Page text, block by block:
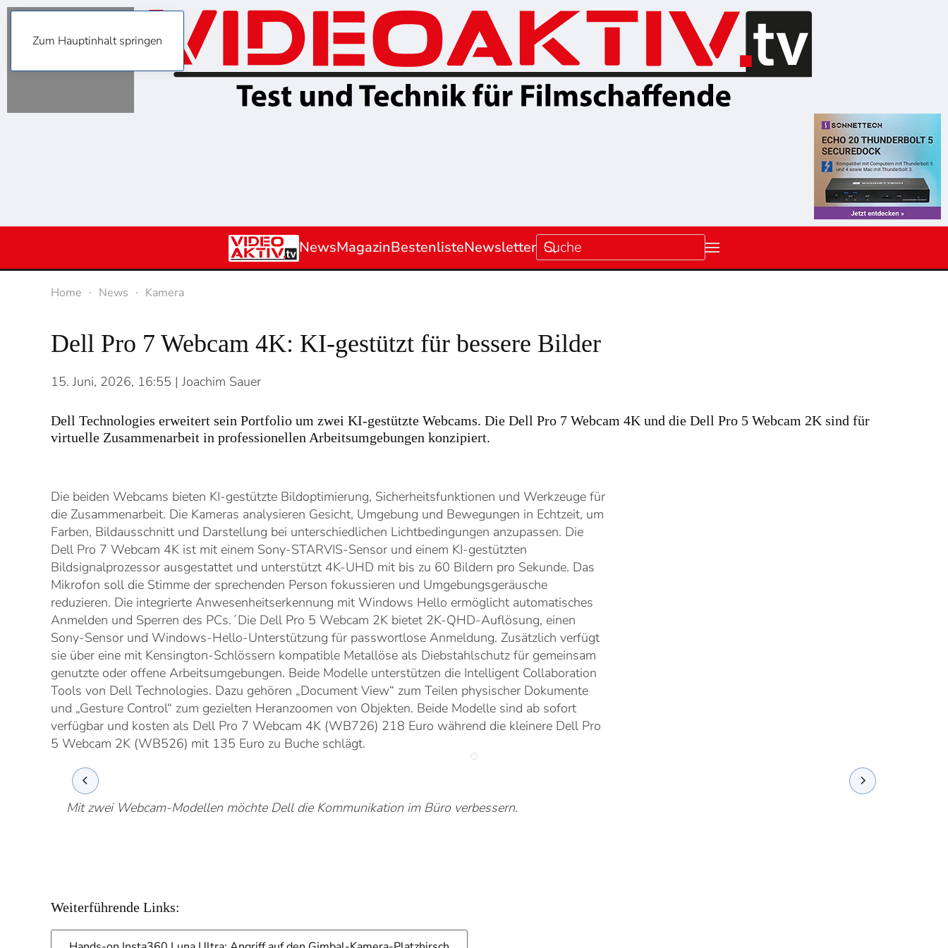
Zum Hauptinhalt springen
NewsMagazinBestenlisteNewsletter
Home News Kamera
Dell Pro 7 Webcam 4K: KI-gestützt für bessere Bilder
15. Juni, 2026, 16:55 | Joachim Sauer
Dell Technologies erweitert sein Portfolio um zwei KI-gestützte Webcams. Die Dell Pro 7 Webcam 4K und die Dell Pro 5 Webcam 2K sind für
virtuelle Zusammenarbeit in professionellen Arbeitsumgebungen konzipiert.
Die beiden Webcams bieten KI-gestützte Bildoptimierung, Sicherheitsfunktionen und Werkzeuge für
die Zusammenarbeit. Die Kameras analysieren Gesicht, Umgebung und Bewegungen in Echtzeit, um
Farben, Bildausschnitt und Darstellung bei unterschiedlichen Lichtbedingungen anzupassen. Die
Dell Pro 7 Webcam 4K ist mit einem Sony-STARVIS-Sensor und einem KI-gestützten
Bildsignalprozessor ausgestattet und unterstützt 4K-UHD mit bis zu 60 Bildern pro Sekunde. Das
Mikrofon soll die Stimme der sprechenden Person fokussieren und Umgebungsgeräusche
reduzieren. Die integrierte Anwesenheitserkennung mit Windows Hello ermöglicht automatisches
Anmelden und Sperren des PCs.´Die Dell Pro 5 Webcam 2K bietet 2K-QHD-Auflösung, einen
Sony-Sensor und Windows-Hello-Unterstützung für passwortlose Anmeldung. Zusätzlich verfügt
sie über eine mit Kensington-Schlössern kompatible Metallöse als Diebstahlschutz für gemeinsam
genutzte oder offene Arbeitsumgebungen. Beide Modelle unterstützen die Intelligent Collaboration
Tools von Dell Technologies. Dazu gehören „Document View“ zum Teilen physischer Dokumente
und „Gesture Control“ zum gezielten Heranzoomen von Objekten. Beide Modelle sind ab sofort
verfügbar und kosten als Dell Pro 7 Webcam 4K (WB726) 218 Euro während die kleinere Dell Pro
5 Webcam 2K (WB526) mit 135 Euro zu Buche schlägt.
Mit zwei Webcam-Modellen möchte Dell die Kommunikation im Büro verbessern.
Weiterführende Links: